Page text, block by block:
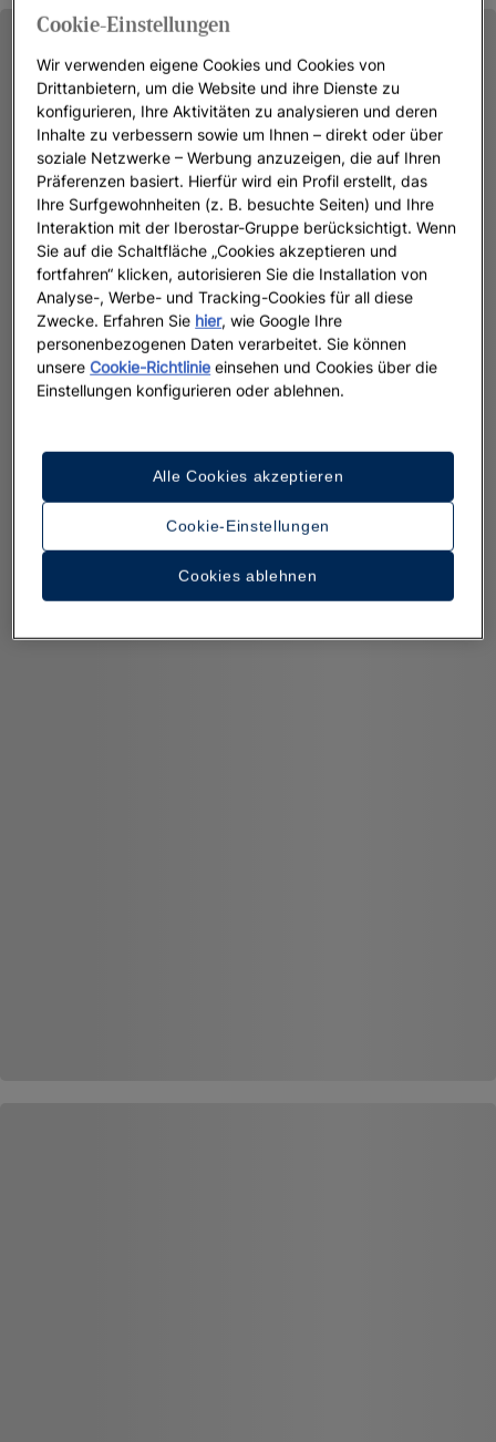
Cookie-Einstellungen
Wir verwenden eigene Cookies und Cookies von
Drittanbietern, um die Website und ihre Dienste zu
konfigurieren, Ihre Aktivitäten zu analysieren und deren
Inhalte zu verbessern sowie um Ihnen – direkt oder über
soziale Netzwerke – Werbung anzuzeigen, die auf Ihren
Präferenzen basiert. Hierfür wird ein Profil erstellt, das
Ihre Surfgewohnheiten (z. B. besuchte Seiten) und Ihre
Interaktion mit der Iberostar-Gruppe berücksichtigt. Wenn
Sie auf die Schaltfläche „Cookies akzeptieren und
fortfahren“ klicken, autorisieren Sie die Installation von
Analyse-, Werbe- und Tracking-Cookies für all diese
Zwecke. Erfahren Sie hier, wie Google Ihre
personenbezogenen Daten verarbeitet. Sie können
unsereCookie-Richtlinie einsehen und Cookies über die
Einstellungen konfigurieren oder ablehnen.
Cookie-Einstellungen
Cookies ablehnen
Alle Cookies akzeptieren